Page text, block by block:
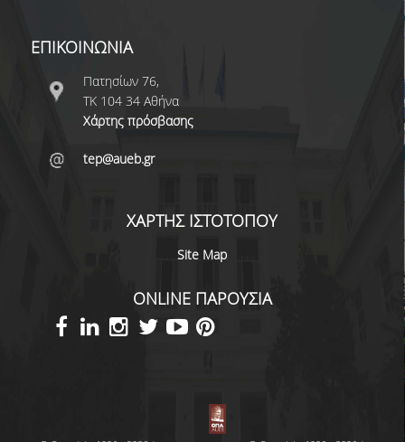
ΕΠΙΚΟΙΝΩΝΙΑ
Πατησίων 76,
ΤΚ 104 34 Αθήνα
Χάρτης πρόσβασης
tep@aueb.gr
ΧΑΡΤΗΣ ΙΣΤΟΤΟΠΟΥ
Site Map
ONLINE ΠΑΡΟΥΣΙΑ